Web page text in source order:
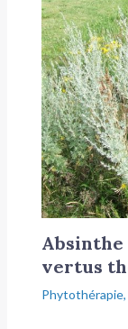
vertus
Phytothérapie,